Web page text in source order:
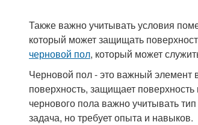
Также важно учитывать условия
который может защищать
черновой пол, который может
Черновой пол - это важный элемент
поверхность, защищает
чернового пола важно учитывать
задача, но требует опыта и навыков.